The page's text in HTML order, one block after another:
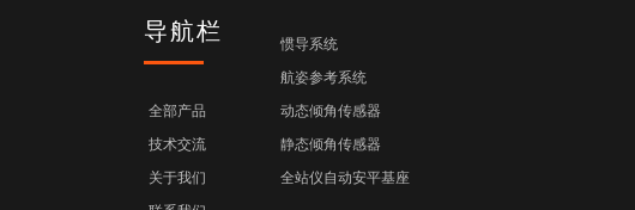
导航栏
全部产品
技术交流
关于我们
惯导系统
航姿参考系统
动态倾角传感器
静态倾角传感器
全站仪自动安平基座